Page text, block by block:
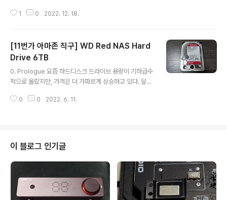
하는 GTX 1080 칩셋이다.써멀그리스가 도포되어 있었
가 없다. 그래서 필자는 갈축이나 적축 정도로 써왔고 최근
손목에 무리를 주었고, 혹여나 하는 마음에 요즘 마우스는
어떤게 좋은지 찾아봤다. 로지텍 예전부터 로지텍 G1은 우
리 건축설계인들 사이에 교과서적인 마우스로 취급되었다.
그러나 내가 학생 시절에 이 제품은 단종이 되었고, G102
인가 뭔가하는 걸로 연명하고 있었다. G Pro X Superlig
ht & Powerplay 최근에 마우스를 업그레이드하면 손목
1 0 2022. 12. 18.
[11번가 아마존 직구] WD Red NAS Hard
Drive 6TB
0. Prologue 요즘 하드디스크 드라이브 용량이 기하급수
적으로 올랐지만, 가격은 더 가파르게 상승하고 있다. 달러
두 가지인데, 첫번째는 시놀로지 나스에 달아줄 하드디스
B 하드디스크가 기존에 쓰던 2개, 나머지 6개 베이는 비어
있거나, 집에 굴러다니던 하드디스크를 장착해놓은 상태
다. 데탑에 있는 하드디스크들은 5~10년 씩 된 것들인데,
2TB에서 3TB가 전부다. 나름 4TB도 크다고 생각했는
데, 요즘은 클라스가 다르다 진짜... 1. 11번가 아마존 이래
저래 고민을 하다..
0 0 2022. 6. 11.
이 블로그 인기글